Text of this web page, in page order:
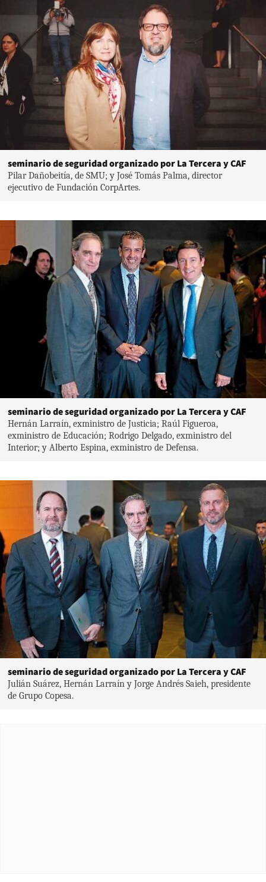
seminario de seguridad organizado por La Tercera y CAF
Pilar Dañobeitía, de SMU; y José Tomás Palma, director
ejecutivo de Fundación CorpArtes.
seminario de seguridad organizado por La Tercera y CAF
Hernán Larraín, exministro de Justicia; Raúl Figueroa,
exministro de Educación; Rodrigo Delgado, exministro del
Interior; y Alberto Espina, exministro de Defensa.
seminario de seguridad organizado por La Tercera y CAF
Julián Suárez, Hernán Larraín y Jorge Andrés Saieh, presidente
de Grupo Copesa.